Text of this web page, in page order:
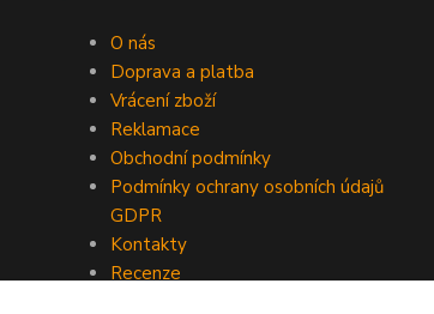
O nás
Doprava a platba
Vrácení zboží
Reklamace
Obchodní podmínky
Podmínky ochrany osobních údajů
GDPR
Kontakty
Recenze